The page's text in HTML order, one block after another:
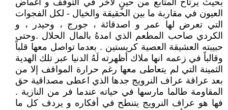
بحيث يرتاح المتابع من حينٍ لأخر في التوقف و اغماض
العيون في مقاربة ما بين الحقيقة والخيال - لكل الفجوات
التي تعرض لها عمر و اصدقائة ، جورج ، وحيدر ، و
الكردي صاحب المطعم الذي امدهُ بالمال الحلال .وحتى
حبيبته العشيقة العصية كريستين . بعدما تواصل معها قلباً
وقالباً في زعمه انها ملاك أظهرته لَهُ الدنيا عبر تلك الهدية
الثمينة التي لم يتعاطى معها رغم حرارة المواقف إلا من
بعد عراقة عراف النرويج جدها الذي اعطى مصداقية حق
المقاومة طالما مارسها في حياته عندما فر من النازية .
فها هو عراف النرويج يتنطح في أفكاره و يردف كل ما